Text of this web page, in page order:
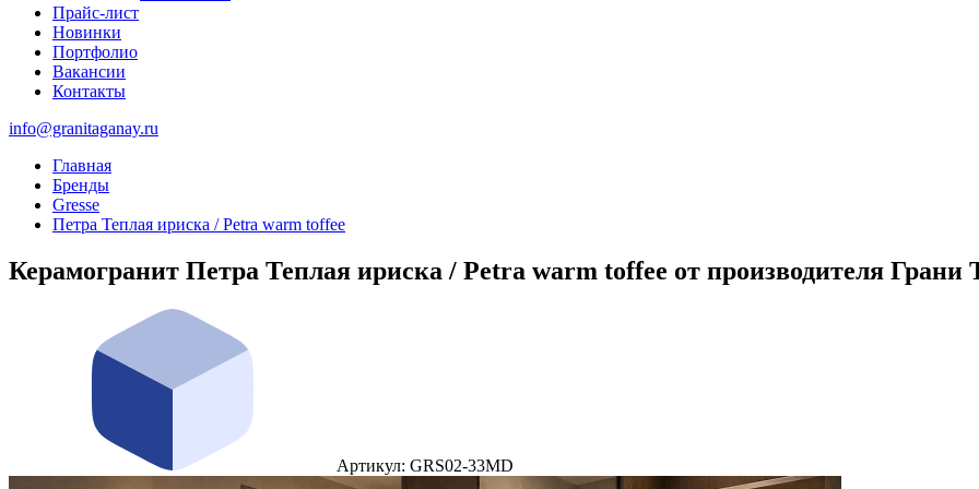
Прайс-лист
Новинки
Портфолио
Вакансии
Контакты
info@granitaganay.ru
Главная
Бренды
Gresse
Петра Теплая ириска / Petra warm toffee
Керамогранит Петра Теплая ириска / Petra warm toffee от производителя Грани
Артикул: GRS02-33MD